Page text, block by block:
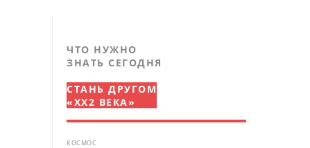
ЧТО НУЖНО
ЗНАТЬ СЕГОДНЯ
СТАНЬ ДРУГОМ
«XX2 ВЕКА»
КОСМОС